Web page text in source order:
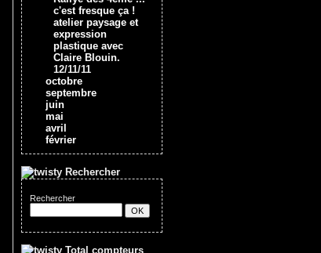
c'est fresque ça !
atelier paysage et
expression
plastique avec
Claire Blouin.
12/11/11
octobre
septembre
juin
mai
avril
février
Rechercher
Rechercher
Total compteurs